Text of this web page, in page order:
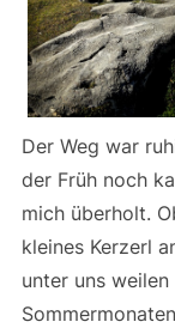
Der Weg war
der Früh noch
mich überholt.
kleines Kerzerl
unter uns